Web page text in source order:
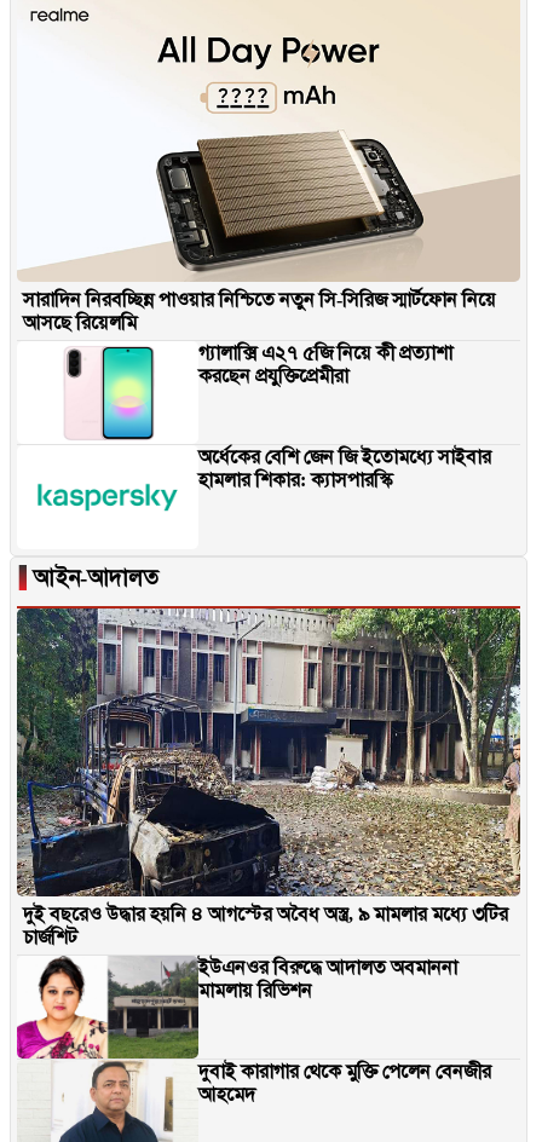
সারাদিন নিরবচ্ছিন্ন পাওয়ার নিশ্চিতে নতুন সি-সিরিজ স্মার্টফোন নিয়ে
আসছে রিয়েলমি
গ্যালাক্সি এ২৭ ৫জি নিয়ে কী প্রত্যাশা
করছেন প্রযুক্তিপ্রেমীরা
অর্ধেকের বেশি জেন জি ইতোমধ্যে সাইবার
হামলার শিকার: ক্যাসপারস্কি
▐আইন-আদালত
দুই বছরেও উদ্ধার হয়নি ৪ আগস্টের অবৈধ অস্ত্র, ৯ মামলার মধ্যে ৩টির
চার্জশিট
ইউএনওর বিরুদ্ধে আদালত অবমাননা
মামলায় রিভিশন
দুবাই কারাগার থেকে মুক্তি পেলেন বেনজীর
আহমেদ